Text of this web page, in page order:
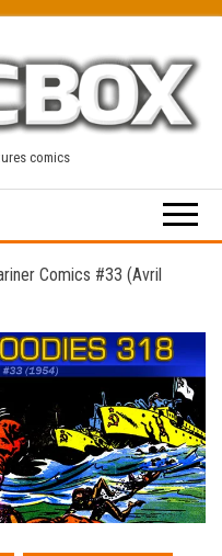
comics
Comics #33 (Avril